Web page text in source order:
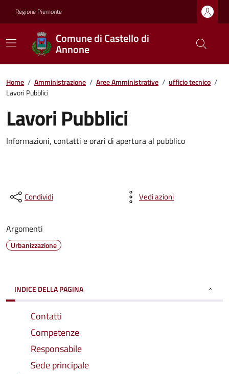
Regione Piemonte
Comune di Castello di
Annone
Home / Amministrazione / Aree Amministrative / ufficio tecnico /
Lavori Pubblici
Lavori Pubblici
Informazioni, contatti e orari di apertura al pubblico
Condividi Vedi azioni
Argomenti
Urbanizzazione
INDICE DELLA PAGINA
Contatti
Competenze
Responsabile
Sede principale